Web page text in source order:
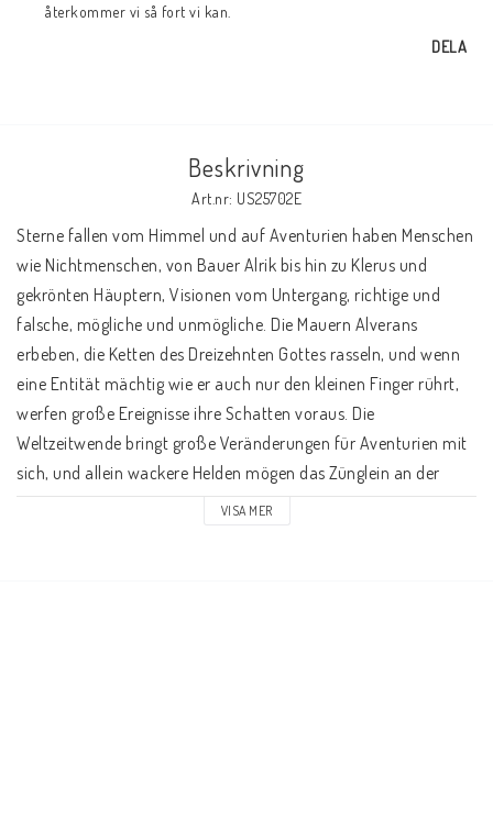
återkommer vi så fort vi kan.
DELA
Beskrivning
Art.nr: US25702E
Sterne fallen vom Himmel und auf Aventurien haben Menschen
wie Nichtmenschen, von Bauer Alrik bis hin zu Klerus und
gekrönten Häuptern, Visionen vom Untergang, richtige und
falsche, mögliche und unmögliche. Die Mauern Alverans
erbeben, die Ketten des Dreizehnten Gottes rasseln, und wenn
eine Entität mächtig wie er auch nur den kleinen Finger rührt,
werfen große Ereignisse ihre Schatten voraus. Die
Weltzeitwende bringt große Veränderungen für Aventurien mit
sich, und allein wackere Helden mögen das Zünglein an der
Waage sein, wenn es um das Schicksal eines gesamten
VISA MER